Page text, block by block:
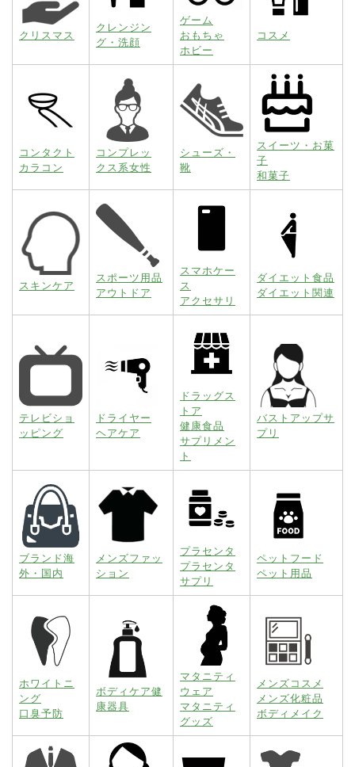
クリスマス
クレンジン
グ・洗顔
ゲーム
おもちゃ
ホビー
コスメ
コンタクト
カラコン
コンプレッ
クス系女性
シューズ・
靴
スイーツ・お菓
子
和菓子
スキンケア
スポーツ用品
アウトドア
スマホケー
ス
アクセサリ
ダイエット食品
ダイエット関連
テレビショ
ッピング
ドライヤー
ヘアケア
ドラッグス
トア
健康食品
サプリメン
ト
バストアップサ
プリ
ブランド海
外・国内
メンズファッ
ション
プラセンタ
プラセンタ
サプリ
ペットフード
ペット用品
ホワイトニ
ング
口臭予防
ボディケア健
康器具
マタニティ
ウェア
マタニティ
グッズ
メンズコスメ
メンズ化粧品
ボディメイク